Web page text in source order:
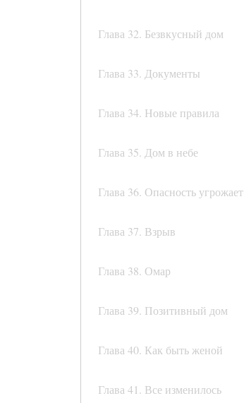
Глава 32. Безвкусный дом
Глава 33. Документы
Глава 34. Новые правила
Глава 35. Дом в небе
Глава 36. Опасность угрожает
Глава 37. Взрыв
Глава 38. Омар
Глава 39. Позитивный дом
Глава 40. Как быть женой
Глава 41. Все изменилось